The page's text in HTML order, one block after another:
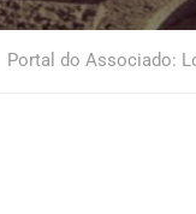
Portal do Associado: